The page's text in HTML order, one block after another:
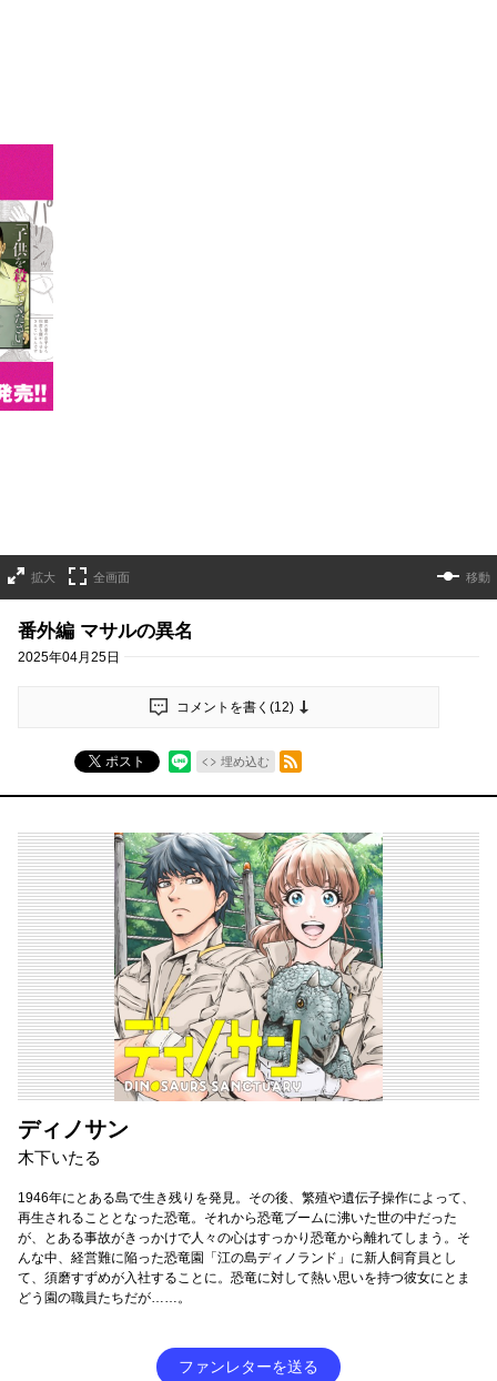
拡大 全画面 移動
番外編 マサルの異名
2025年04月25日
コメントを書く(12)
ポスト 埋め込む
RSSフィード
ディノサン
木下いたる
1946年にとある島で生き残りを発見。その後、繁殖や遺伝子操作によって、
再生されることとなった恐竜。それから恐竜ブームに沸いた世の中だった
が、とある事故がきっかけで人々の心はすっかり恐竜から離れてしまう。そ
んな中、経営難に陥った恐竜園「江の島ディノランド」に新人飼育員とし
て、須磨すずめが入社することに。恐竜に対して熱い思いを持つ彼女にとま
どう園の職員たちだが……。
ファンレターを送る